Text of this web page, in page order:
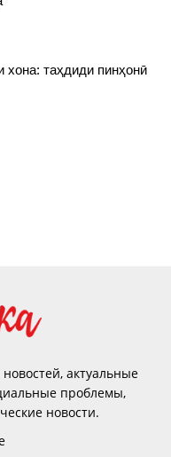
хона: таҳдиди пинҳонӣ
актуальные
проблемы,
новости.